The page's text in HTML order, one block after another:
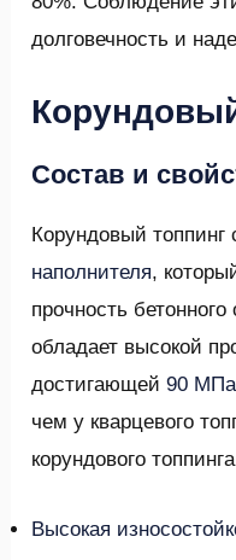
долговечность и
Состав и
Корундовый топпинг
наполнителя,
прочность
обладает высокой
достигающей90 МПа
чем у кварцевого
корундового
Высокая